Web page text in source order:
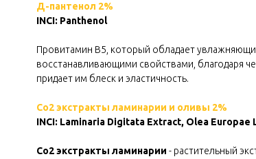
Д-пантенол 2%
INCI: Panthenol
Провитамин B5, который обладает
восстанавливающими свойствами, благодаря
придает им блеск и эластичность.
Со2 экстракты ламинарии и оливы 2%
INCI: Laminaria Digitata Extract, Olea Europae
Со2 экстракты ламинарии - растительный